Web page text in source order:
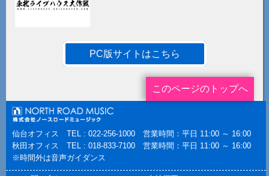
PC版サイトはこちら
このページのトップへ
仙台オフィス TEL : 022-256-1000 営業時間：平日 11:00 ～ 16:00
秋田オフィス TEL : 018-833-7100 営業時間：平日 11:00 ～ 16:00
※時間外は音声ガイダンス